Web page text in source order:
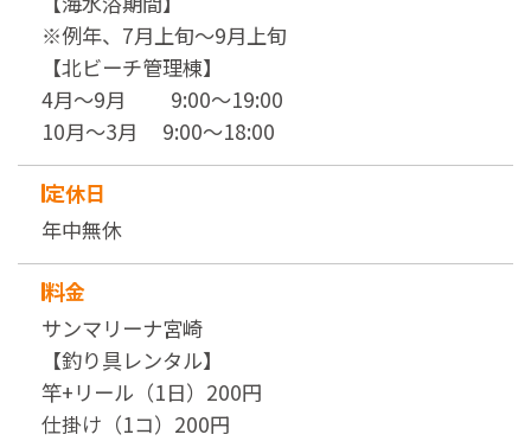
※例年、7月上旬～9月上旬
【北ビーチ管理棟】
4月～9月 9:00～19:00
10月～3月 9:00～18:00
定休日
年中無休
料金
サンマリーナ宮崎
【釣り具レンタル】
竿+リール（1日）200円
仕掛け（1コ）200円